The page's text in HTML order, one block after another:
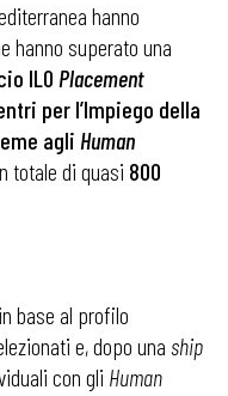
hanno
hanno superato una
ILO Placement
per l’Impiego della
agli Human
totale di quasi 800
base al profilo
e, dopo una ship
con gli Human